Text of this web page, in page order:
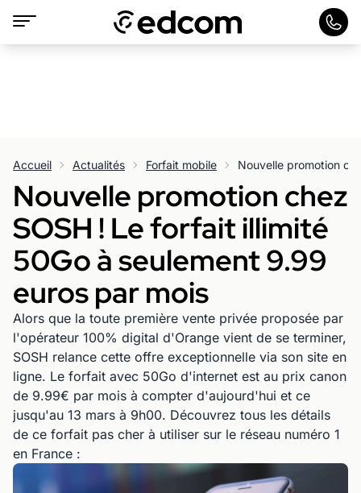
Accueil Actualités Forfait mobile
Nouvelle promotion chez
SOSH ! Le forfait illimité
50Go à seulement 9.99
euros par mois
Alors que la toute première vente privée proposée par
l'opérateur 100% digital d'Orange vient de se terminer,
SOSH relance cette offre exceptionnelle via son site en
ligne. Le forfait avec 50Go d'internet est au prix canon
de 9.99€ par mois à compter d'aujourd'hui et ce
jusqu'au 13 mars à 9h00. Découvrez tous les détails
de ce forfait pas cher à utiliser sur le réseau numéro 1
en France :